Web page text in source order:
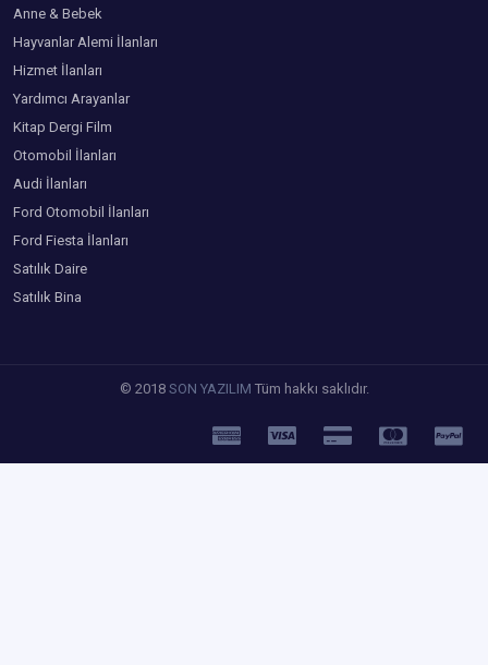
Anne & Bebek
Hayvanlar Alemi İlanları
Hizmet İlanları
Yardımcı Arayanlar
Kitap Dergi Film
Otomobil İlanları
Audi İlanları
Ford Otomobil İlanları
Ford Fiesta İlanları
Satılık Daire
Satılık Bina
© 2018 SON YAZILIM Tüm hakkı saklıdır.